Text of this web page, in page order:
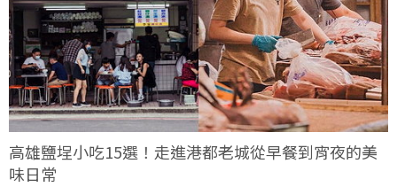
高雄鹽埕小吃15選！走進港都老城從早餐到宵夜的美
味日常